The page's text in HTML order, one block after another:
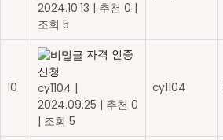
2024.10.13 | 추천 0 |
조회 5
10
자격 인증
신청
cy1104 |
2024.09.25 | 추천 0
| 조회 5
cy1104